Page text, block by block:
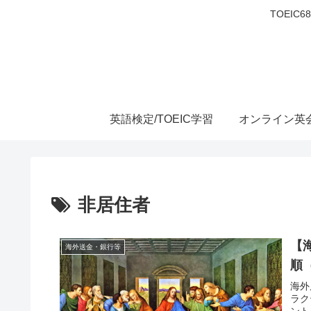
英語検定/TOEIC学習 オンライン英
非居住者
海外送金・銀行等
順
海
ラ